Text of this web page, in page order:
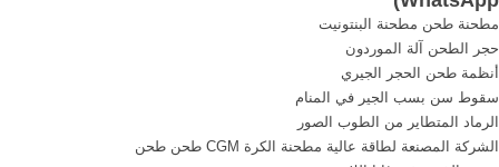
مطحنة طحن مطحنة البنتونيت
حجر الطحن آلة الموردون
أنظمة طحن الحجر الجيري
سقوط سن بسب الجير في المنام
الرماد المتطاير من الطوب الصور
الشركة المصنعة لطاقة عالية مطحنة الكرة CGM طحن طحن